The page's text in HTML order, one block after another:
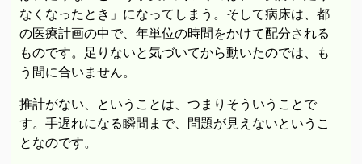
なくなったとき」になってしまう。そして病床は、都
の医療計画の中で、年単位の時間をかけて配分される
ものです。足りないと気づいてから動いたのでは、も
う間に合いません。
推計がない、ということは、つまりそういうことで
す。手遅れになる瞬間まで、問題が見えないというこ
となのです。